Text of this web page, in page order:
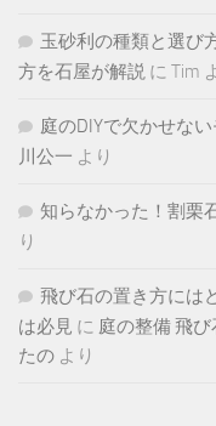
玉砂利の種類と選び
方を石屋が解説 に Tim
庭のDIYで欠かせな
川公一 より
知らなかった！割栗
り
飛び石の置き方には
は必見 に 庭の整備 飛
たの より